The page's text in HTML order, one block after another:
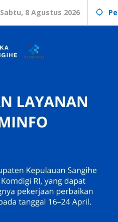
Sabtu, 8 Agustus 2026